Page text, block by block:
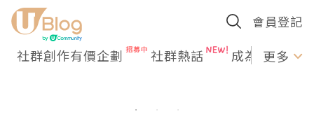
會員登記
社群創作有價企劃 社群熱話 成為U更多